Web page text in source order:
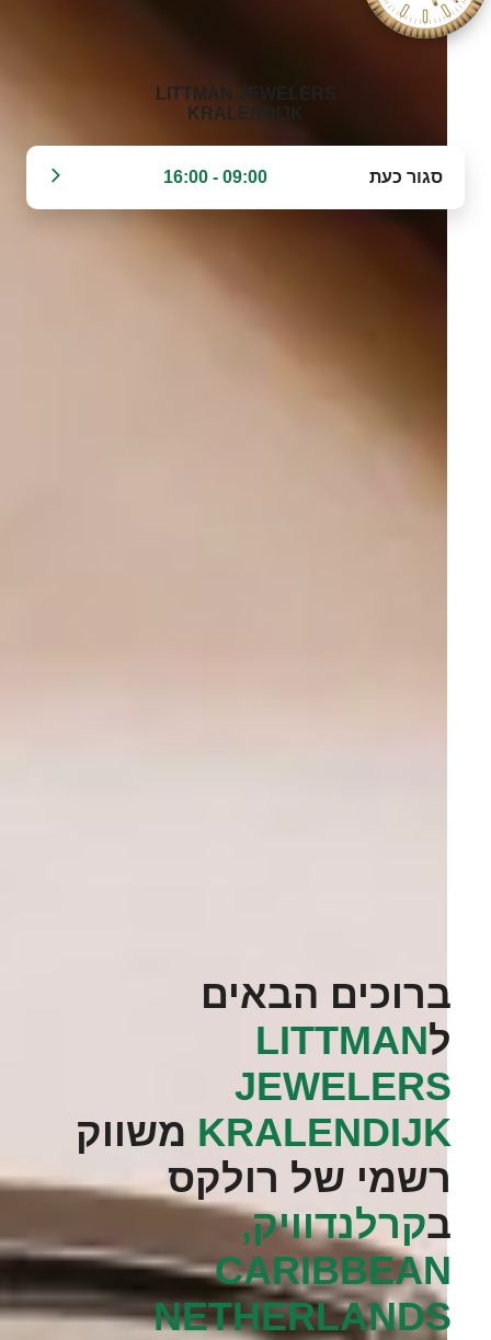
‭LITTMAN JEWELERS
KRALENDIJK‬
סגור כעת 09:00 - 16:00
ברוכים הבאים
ל‭LITTMAN
JEWELERS
KRALENDIJK‬ משווק
רשמי של רולקס
בקרלנדוויק,
CARIBBEAN
NETHERLANDS